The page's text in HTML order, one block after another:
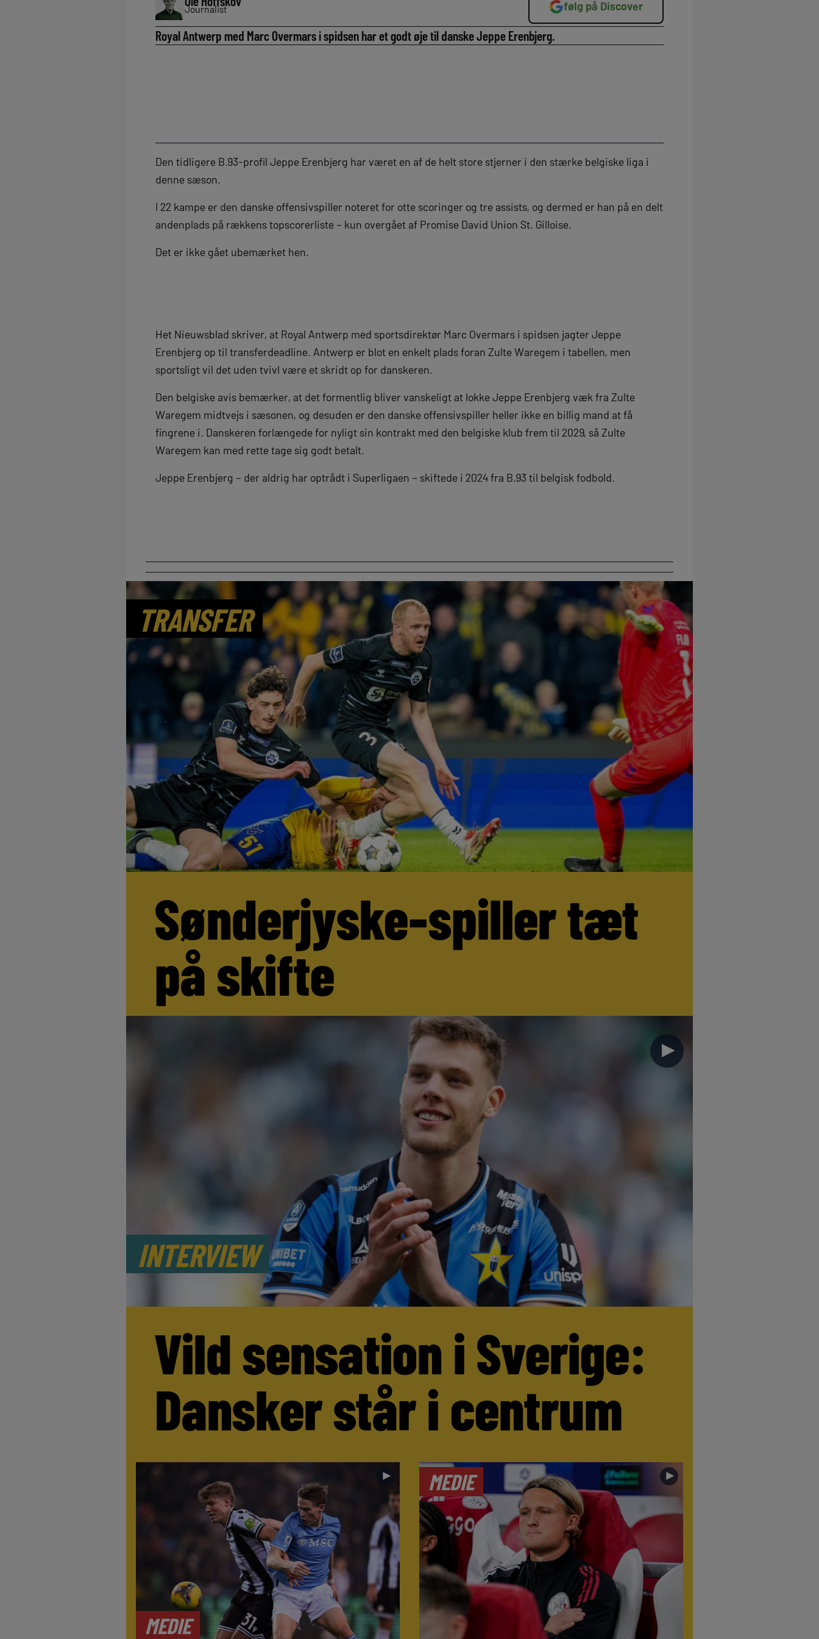
Journalist følg på Discover
Royal Antwerp med Marc Overmars i spidsen har et godt øje til danske Jeppe Erenbjerg.
Den tidligere B.93-profil Jeppe Erenbjerg har været en af de helt store stjerner i den stærke belgiske liga i
denne sæson.
I 22 kampe er den danske offensivspiller noteret for otte scoringer og tre assists, og dermed er han på en delt
andenplads på rækkens topscorerliste – kun overgået af Promise David Union St. Gilloise.
Det er ikke gået ubemærket hen.
Het Nieuwsblad skriver, at Royal Antwerp med sportsdirektør Marc Overmars i spidsen jagter Jeppe
Erenbjerg op til transferdeadline. Antwerp er blot en enkelt plads foran Zulte Waregem i tabellen, men
sportsligt vil det uden tvivl være et skridt op for danskeren.
Den belgiske avis bemærker, at det formentlig bliver vanskeligt at lokke Jeppe Erenbjerg væk fra Zulte
Waregem midtvejs i sæsonen, og desuden er den danske offensivspiller heller ikke en billig mand at få
fingrene i. Danskeren forlængede for nyligt sin kontrakt med den belgiske klub frem til 2029, så Zulte
Waregem kan med rette tage sig godt betalt.
Jeppe Erenbjerg – der aldrig har optrådt i Superligaen – skiftede i 2024 fra B.93 til belgisk fodbold.
TRANSFER
Sønderjyske-spiller tæt
på skifte
INTERVIEW
►
Vild sensation i Sverige:
Dansker står i centrum
MEDIE
► MEDIE ►